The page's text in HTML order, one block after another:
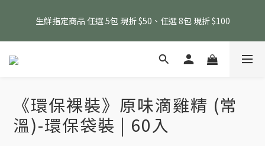
商品除外)
生鮮指定商品 任選 5包 現折 $50、任選 8包 現折 $100
消費滿 $1800 贈送原味滴雞精1包、$6000 贈送黑金豬肉鬆 (指定
《環保裸裝》原味滴雞精 (常
溫)-環保袋裝 | 60入